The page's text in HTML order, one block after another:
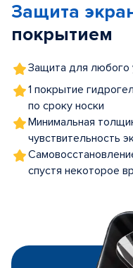
5
Защита
покрытием
Защита для любого
1 покрытие
по сроку носки
Минимальная
чувствительность
спустя некоторое